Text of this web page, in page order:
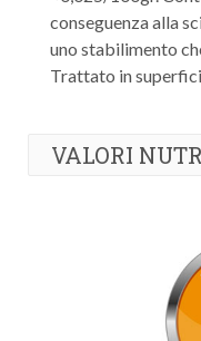
conseguenza alla
uno stabilimento
Trattato in
VALORI
22,2 g
Carboidrati:
1,6 g
4,1 g